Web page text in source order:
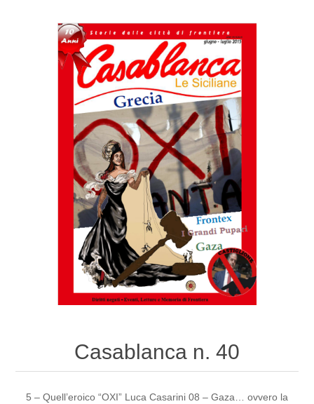
Casablanca n. 40
5 – Quell’eroico “OXI” Luca Casarini 08 – Gaza… ovvero la